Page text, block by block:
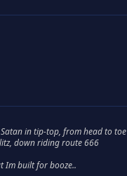
in tip-top, from head to toe
down riding route 666
Im built for booze..